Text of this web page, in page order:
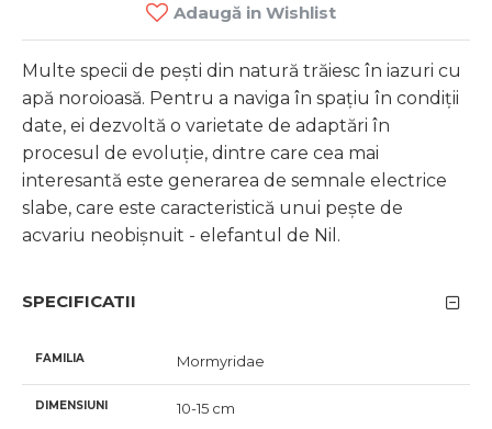
Adaugă in Wishlist
Multe specii de pești din natură trăiesc în iazuri cu
apă noroioasă. Pentru a naviga în spațiu în condiții
date, ei dezvoltă o varietate de adaptări în
procesul de evoluție, dintre care cea mai
interesantă este generarea de semnale electrice
slabe, care este caracteristică unui pește de
acvariu neobișnuit - elefantul de Nil.
SPECIFICATII
FAMILIA Mormyridae
DIMENSIUNI 10-15 cm